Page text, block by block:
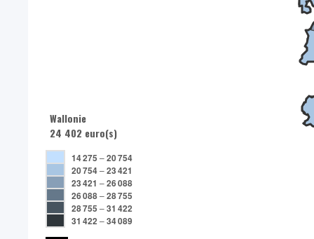
Wallonie
24 402 euro(s)
14 275 –20 754
20 754–23 421
23 421 –26 088
26 088–28 755
28 755 –31 422
31 422 –34 089